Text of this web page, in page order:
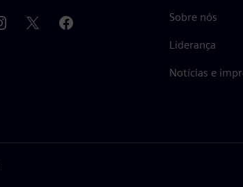
Sobre nós
Liderança
Notícias e